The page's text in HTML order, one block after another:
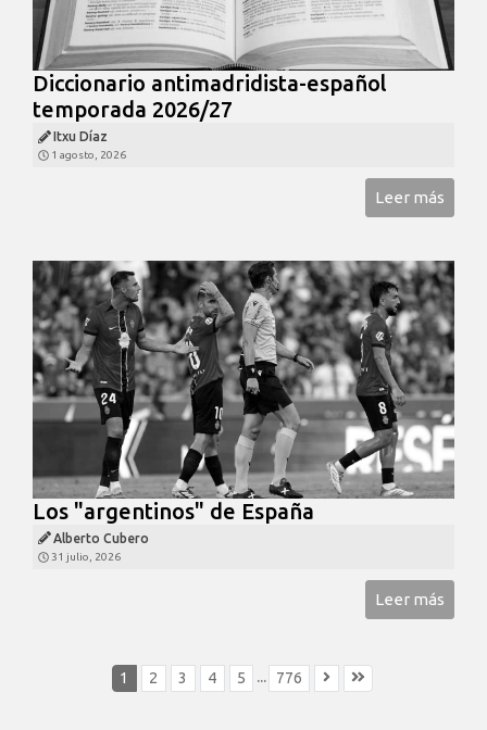
Diccionario antimadridista-español
temporada 2026/27
Itxu Díaz
1 agosto, 2026
Leer más
Los "argentinos" de España
Alberto Cubero
31 julio, 2026
Leer más
1 2 3 4 5 776